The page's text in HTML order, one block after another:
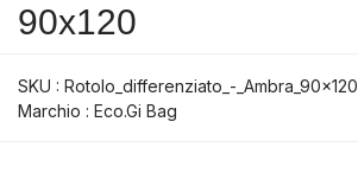
90x120
SKU : Rotolo_differenziato_-_Ambra_90x120
Marchio : Eco.Gi Bag